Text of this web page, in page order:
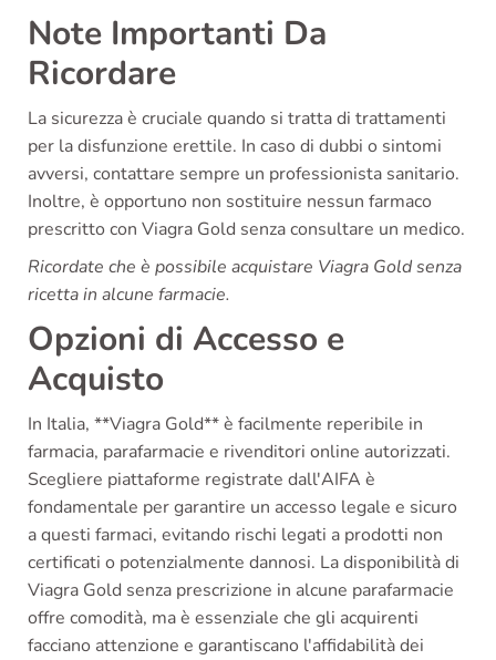
Note Importanti Da
Ricordare
La sicurezza è cruciale quando si tratta di trattamenti
per la disfunzione erettile. In caso di dubbi o sintomi
avversi, contattare sempre un professionista sanitario.
Inoltre, è opportuno non sostituire nessun farmaco
prescritto con Viagra Gold senza consultare un medico.
Ricordate che è possibile acquistare Viagra Gold senza
ricetta in alcune farmacie.
Opzioni di Accesso e
Acquisto
In Italia, **Viagra Gold** è facilmente reperibile in
farmacia, parafarmacie e rivenditori online autorizzati.
Scegliere piattaforme registrate dall'AIFA è
fondamentale per garantire un accesso legale e sicuro
a questi farmaci, evitando rischi legati a prodotti non
certificati o potenzialmente dannosi. La disponibilità di
Viagra Gold senza prescrizione in alcune parafarmacie
offre comodità, ma è essenziale che gli acquirenti
facciano attenzione e garantiscano l'affidabilità dei